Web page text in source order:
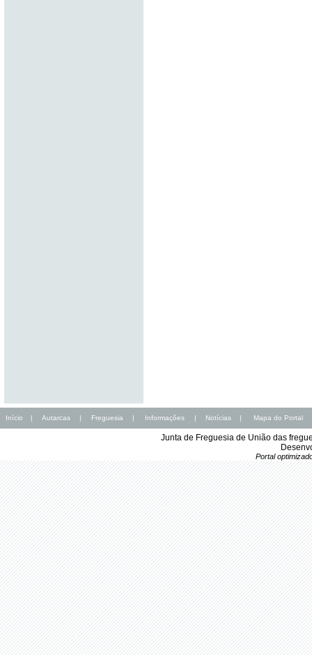
Início | Autarcas | Freguesia | Informações | Notícias | Mapa do Portal
Junta de Freguesia de União das
Portal